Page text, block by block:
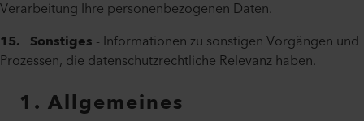
Verarbeitung Ihre personenbezogenen Daten.
15. Sonstiges - Informationen zu sonstigen Vorgängen und
Prozessen, die datenschutzrechtliche Relevanz haben.
1. Allgemeines